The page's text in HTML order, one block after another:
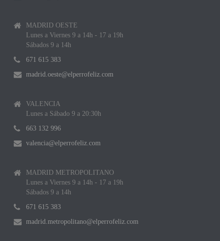
MADRID OESTE
Lunes a Viernes 9 a 14h - 17 a 19h
Sábados 9 a 14h
671 615 383
madrid.oeste@elperrofeliz.com
VALENCIA
Lunes a Sábado 9 a 20:30h
663 132 996
valencia@elperrofeliz.com
MADRID METROPOLITANO
Lunes a Viernes 9 a 14h - 17 a 19h
Sábados 9 a 14h
671 615 383
madrid.metropolitano@elperrofeliz.com